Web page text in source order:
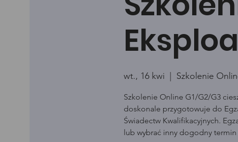
wt., 16 kwi
  |
Szkolenie
Szkolenie Online G1/G2/G3
doskonale przygotowuje do
Świadectw Kwalifikacyjnych.
lub wybrać inny dogodny termin